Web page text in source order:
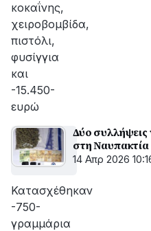
κοκαΐνης,
χειροβομβίδα,
πιστόλι,
φυσίγγια
και
-15.450-
ευρώ
Δύο συλλήψεις
στη Ναυπακτία
14 Απρ 2026
Κατασχέθηκαν
-750-
γραμμάρια